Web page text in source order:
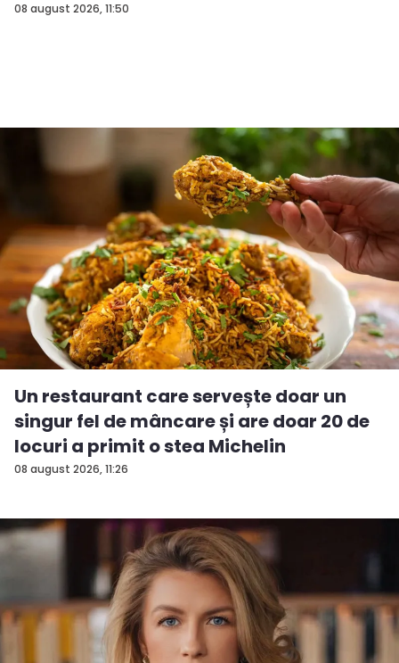
08 august 2026, 11:50
08 august 2026, 11:26
Un restaurant care servește doar un
singur fel de mâncare și are doar 20 de
locuri a primit o stea Michelin